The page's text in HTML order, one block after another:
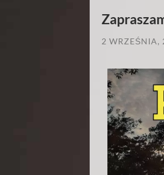
2 WRZEŚNIA,